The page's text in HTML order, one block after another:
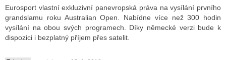
Eurosport vlastní exkluzivní panevropská práva na vysílání prvního
grandslamu roku Australian Open. Nabídne více než 300 hodin
vysílání na obou svých programech. Díky německé verzi bude k
dispozici i bezplatný příjem přes satelit.